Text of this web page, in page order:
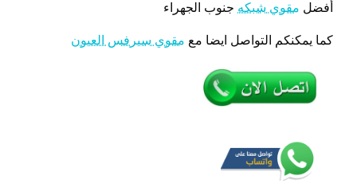
أفضل مقوي شبكه جنوب الجهراء
كما يمكنكم التواصل ايضا مع مقوي سيرفس العيون